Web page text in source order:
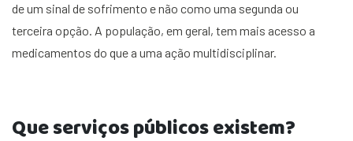
de um sinal de sofrimento e não como uma segunda ou
terceira opção. A população, em geral, tem mais acesso a
medicamentos do que a uma ação multidisciplinar.
Que serviços públicos existem?